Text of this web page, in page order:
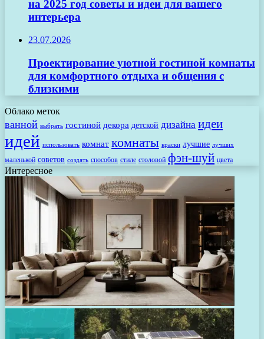
на 2025 год советы и идеи для вашего
интерьера
23.07.2026
Проектирование уютной гостиной комнаты
для комфортного отдыха и общения с
близкими
Облако меток
ванной выбрать гостиной декора детской дизайна идеи
идей использовать комнат комнаты краски лучшие лучших
маленькой советов создать способов стиле столовой фэн-шуй цвета
Интересное